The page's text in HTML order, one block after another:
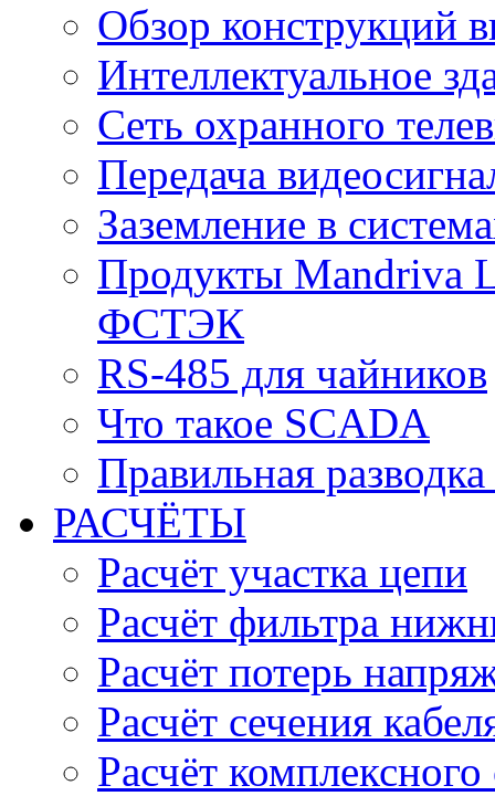
Обзор конструкций
Интеллектуальное
Cеть охранного
Передача
Заземление в
Продукты Mandriva
ФСТЭК
RS-485 для чайников
Что такое SCADA
Правильная
РАСЧЁТЫ
Расчёт участка цепи
Расчёт фильтра
Расчёт потерь
Расчёт сечения
Расчёт